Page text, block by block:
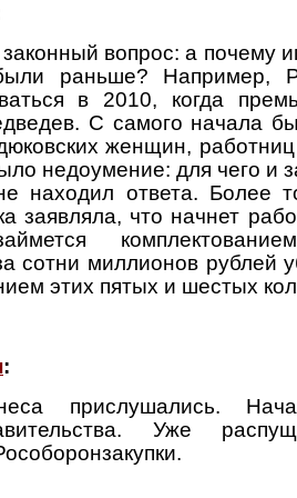
вопрос: а почему
раньше? Например,
в 2010, когда
С самого начала
женщин,
недоумение: для чего и
находил ответа. Более
заявляла, что начнет
сотни миллионов рублей
этих пятых и шестых
:
прислушались.
Уже